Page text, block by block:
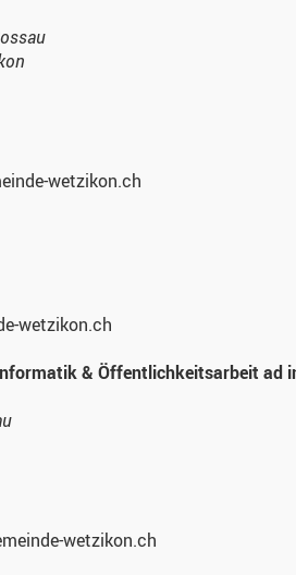
wetzikon.ch
wetzikon.ch
& Öffentlichkeitsarbeit ad
wetzikon.ch